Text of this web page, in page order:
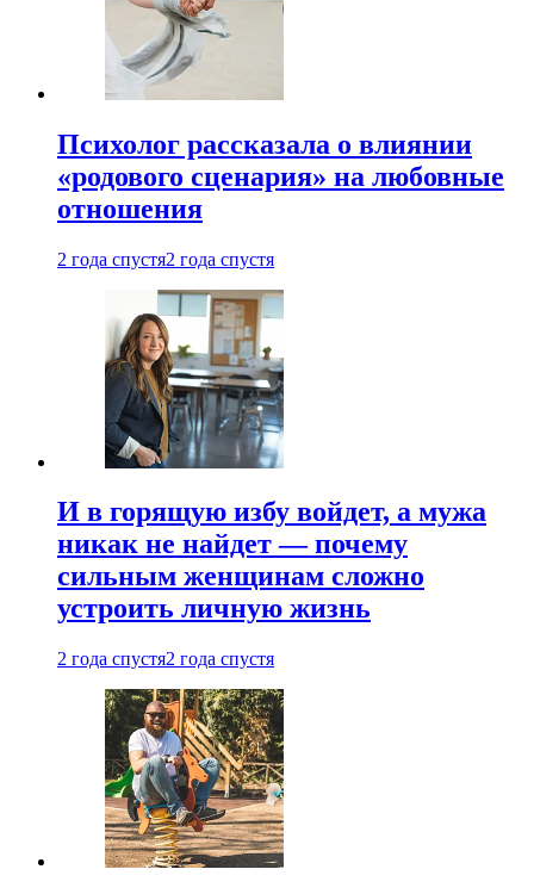
Психолог рассказала о влиянии
«родового сценария» на любовные
отношения
2 года спустя2 года спустя
И в горящую избу войдет, а мужа
никак не найдет — почему
сильным женщинам сложно
устроить личную жизнь
2 года спустя2 года спустя